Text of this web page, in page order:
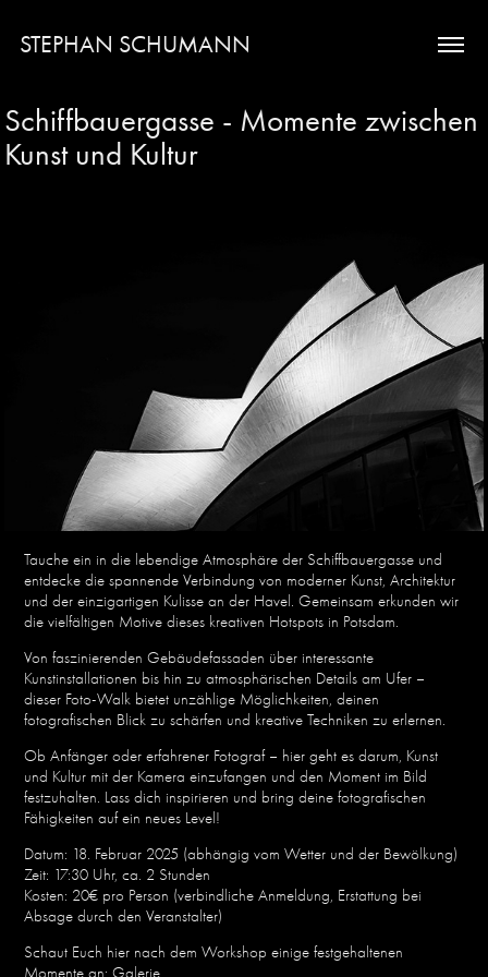
STEPHAN SCHUMANN
Schiffbauergasse - Momente zwischen
Kunst und Kultur
Tauche ein in die lebendige Atmosphäre der Schiffbauergasse und
entdecke die spannende Verbindung von moderner Kunst, Architektur
und der einzigartigen Kulisse an der Havel. Gemeinsam erkunden wir
die vielfältigen Motive dieses kreativen Hotspots in Potsdam.
Von faszinierenden Gebäudefassaden über interessante
Kunstinstallationen bis hin zu atmosphärischen Details am Ufer –
dieser Foto-Walk bietet unzählige Möglichkeiten, deinen
fotografischen Blick zu schärfen und kreative Techniken zu erlernen.
Ob Anfänger oder erfahrener Fotograf – hier geht es darum, Kunst
und Kultur mit der Kamera einzufangen und den Moment im Bild
festzuhalten. Lass dich inspirieren und bring deine fotografischen
Fähigkeiten auf ein neues Level!
Datum: 18. Februar 2025 (abhängig vom Wetter und der Bewölkung)
Zeit: 17:30 Uhr, ca. 2 Stunden
Kosten: 20€ pro Person (verbindliche Anmeldung, Erstattung bei
Absage durch den Veranstalter)
Schaut Euch hier nach dem Workshop einige festgehaltenen
Momente an:Galerie